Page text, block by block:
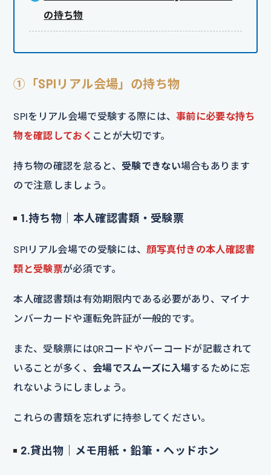
の持ち物
①「SPIリアル会場」の持ち物
SPIをリアル会場で受験する際には、事前に必要な持ち
物を確認しておく ことが大切です。
持ち物の確認を怠ると、 受験できない場合もあります
ので注意しましょう。
1.持ち物｜本人確認書類・受験票
SPIリアル会場での受験には、顔写真付きの本人確認書
類と受験票が必須です。
本人確認書類は有効期限内である必要があり、マイナ
ンバーカードや運転免許証が一般的です。
また、受験票にはQRコードやバーコードが記載されて
いることが多く、 会場でスムーズに入場するために忘
れないようにしましょう。
これらの書類を忘れずに持参してください。
2.貸出物｜メモ用紙・鉛筆・ヘッドホン